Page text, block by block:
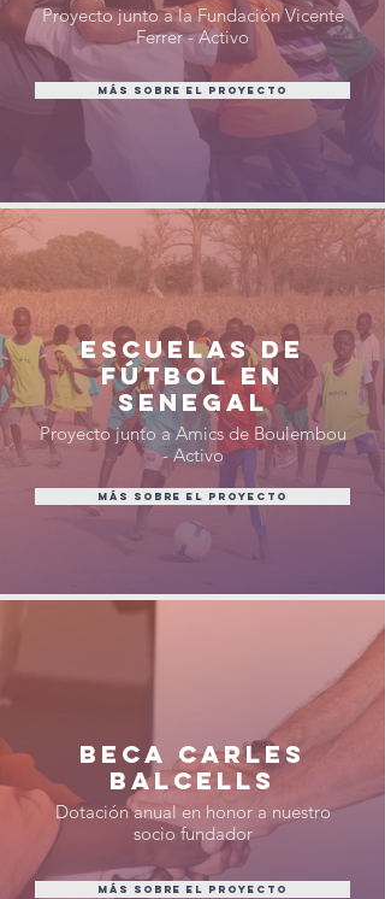
Proyecto junto a la Fundación Vicente
Ferrer - Activo
ESCUELAS DE
FÚTBOL EN
SENEGAL
Proyecto junto a Amics de Boulembou
- Activo
BECA CARLES
BALCELLS
Dotación anual en honor a nuestro
socio fundador
MÁS SOBRE EL PROYECTO
MÁS SOBRE EL PROYECTO
MÁS SOBRE EL PROYECTO